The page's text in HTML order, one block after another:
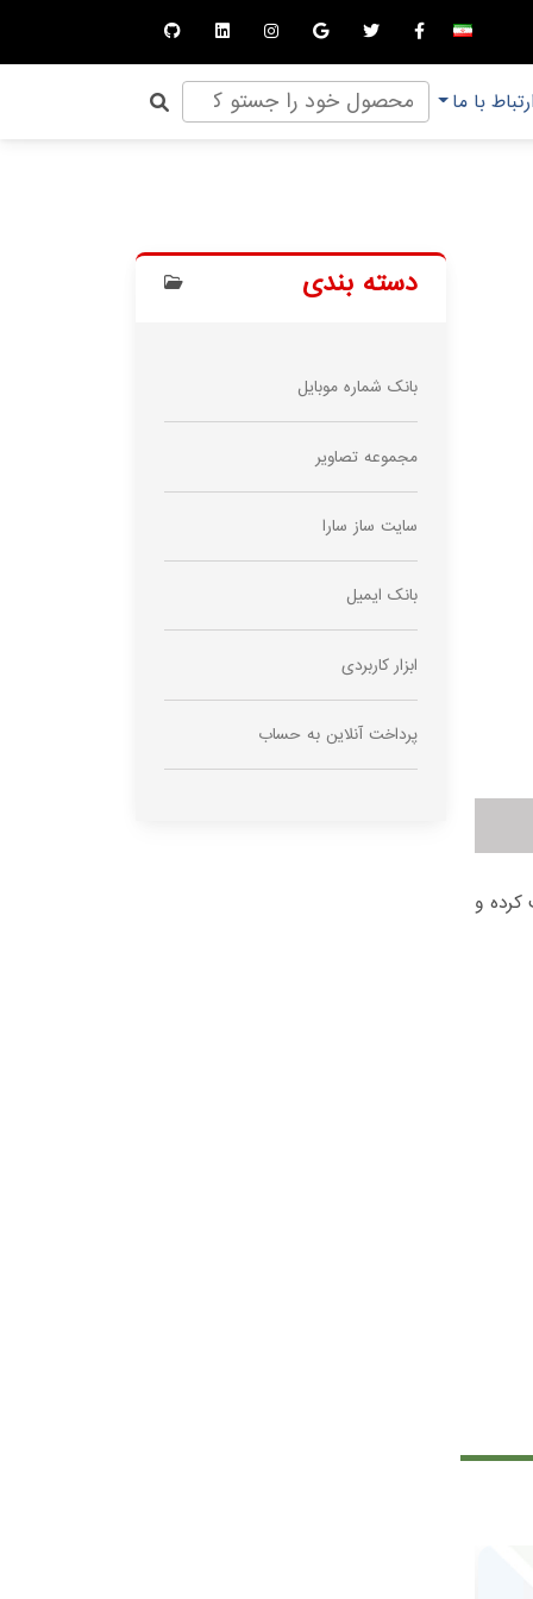
ارتباط با ما
کرده و
دسته بندی
بانک شماره موبایل
مجموعه تصاویر
سایت ساز سارا
بانک ایمیل
ابزار کاربردی
پرداخت آنلاین به حساب